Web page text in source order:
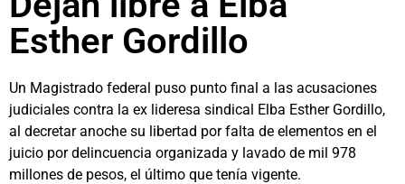
Esther Gordillo
Un Magistrado federal puso punto final a las acusaciones
judiciales contra la ex lideresa sindical Elba Esther Gordillo,
al decretar anoche su libertad por falta de elementos en el
juicio por delincuencia organizada y lavado de mil 978
millones de pesos, el último que tenía vigente.